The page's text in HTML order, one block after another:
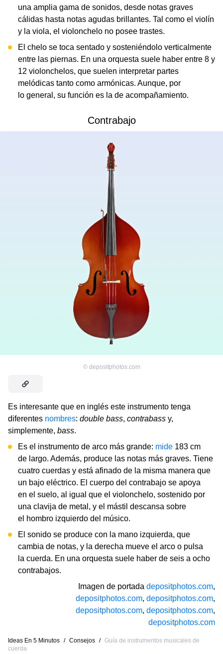
una amplia gama de sonidos, desde notas graves
cálidas hasta notas agudas brillantes. Tal como el violín
y la viola, el violonchelo no posee trastes.
El chelo se toca sentado y sosteniéndolo verticalmente
entre las piernas. En una orquesta suele haber entre 8 y
12 violonchelos, que suelen interpretar partes
melódicas tanto como armónicas. Aunque, por
lo general, su función es la de acompañamiento.
Contrabajo
© depositphotos.com
Es interesante que en inglés este instrumento tenga
diferentes nombres: double bass, contrabass y,
simplemente, bass.
Es el instrumento de arco más grande: mide 183 cm
de largo. Además, produce las notas más graves. Tiene
cuatro cuerdas y está afinado de la misma manera que
un bajo eléctrico. El cuerpo del contrabajo se apoya
en el suelo, al igual que el violonchelo, sostenido por
una clavija de metal, y el mástil descansa sobre
el hombro izquierdo del músico.
El sonido se produce con la mano izquierda, que
cambia de notas, y la derecha mueve el arco o pulsa
la cuerda. En una orquesta suele haber de seis a ocho
contrabajos.
Imagen de portada depositphotos.com,
depositphotos.com, depositphotos.com,
depositphotos.com, depositphotos.com,
depositphotos.com
Ideas En 5 Minutos / Consejos / Guía de instrumentos musicales de
cuerda